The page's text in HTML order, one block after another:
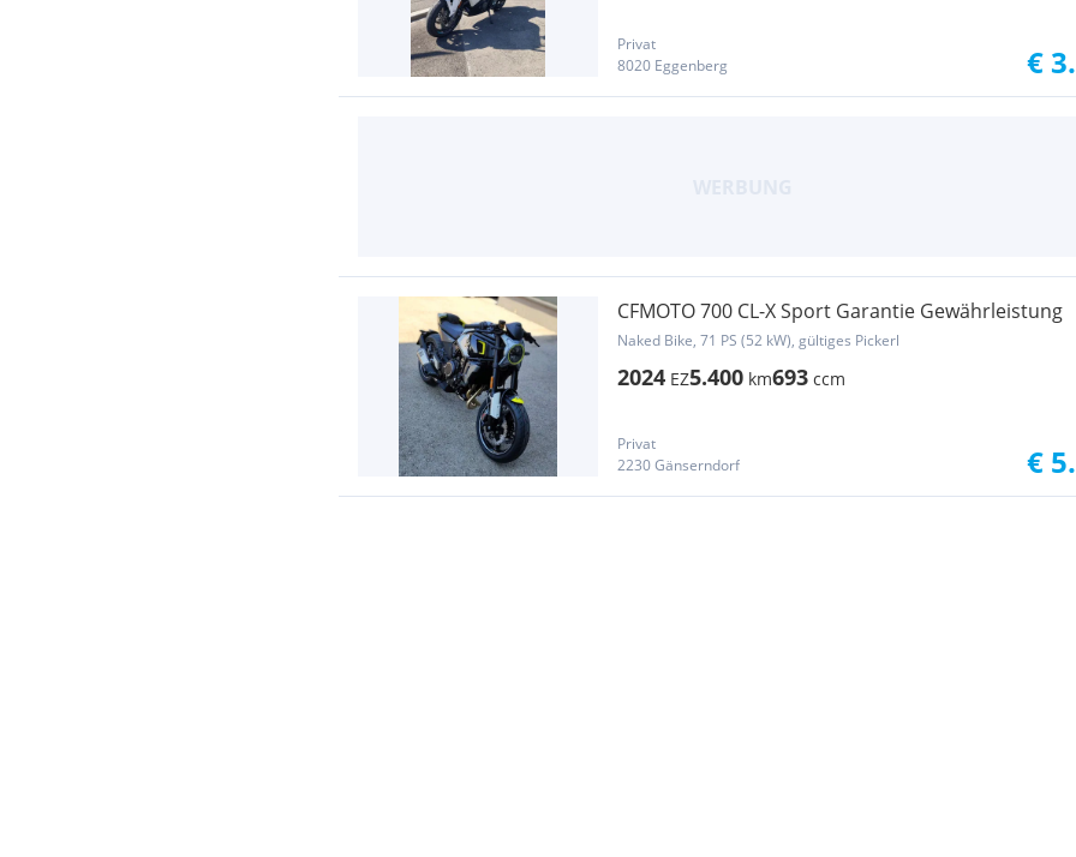
Privat
8020 Eggenberg
€
CFMOTO 700 CL-X Sport Garantie Gewährleistung
Naked Bike, 71 PS (52 kW), gültiges Pickerl
2024 EZ5.400 km693 ccm
Privat
2230 Gänserndorf
€